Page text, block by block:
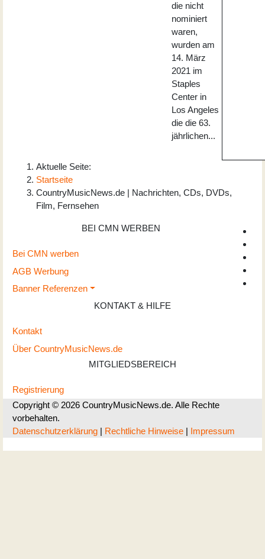
die nicht
nominiert
waren,
wurden am
14. März
2021 im
Staples
Center in
Los Angeles
die die 63.
jährlichen...
Aktuelle Seite:
Startseite
CountryMusicNews.de | Nachrichten, CDs, DVDs,
Film, Fernsehen
BEI CMN WERBEN
Bei CMN werben
AGB Werbung
Banner Referenzen
KONTAKT & HILFE
Kontakt
Über CountryMusicNews.de
MITGLIEDSBEREICH
Registrierung
Copyright © 2026 CountryMusicNews.de. Alle Rechte
vorbehalten.
Datenschutzerklärung | Rechtliche Hinweise | Impressum